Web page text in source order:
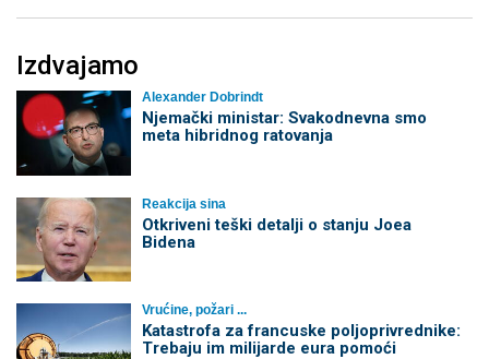
Izdvajamo
Alexander Dobrindt
Njemački ministar: Svakodnevna smo
meta hibridnog ratovanja
Reakcija sina
Otkriveni teški detalji o stanju Joea
Bidena
Vrućine, požari ...
Katastrofa za francuske poljoprivrednike:
Trebaju im milijarde eura pomoći